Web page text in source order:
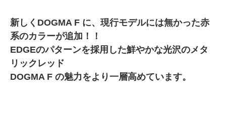
新しくDOGMA F に、現行モデルには無かった赤
系のカラーが追加！！
EDGEのパターンを採用した鮮やかな光沢のメタ
リックレッド
DOGMA F の魅力をより一層高めています。